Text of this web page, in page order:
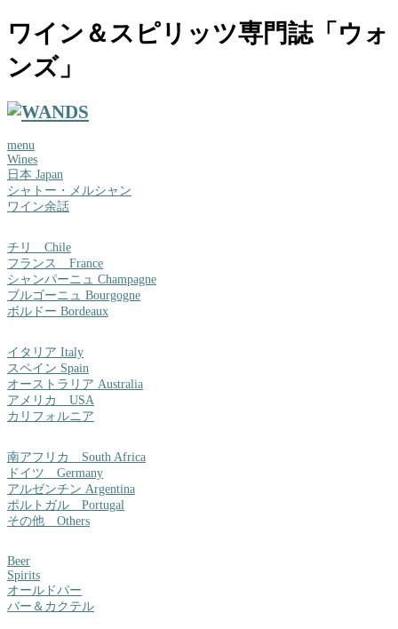
ワイン＆スピリッツ専門誌「ウォ
ンズ」
menu
Wines
日本 Japan
シャトー・メルシャン
ワイン余話
チリ Chile
フランス France
シャンパーニュ Champagne
ブルゴーニュ Bourgogne
ボルドー Bordeaux
イタリア Italy
スペイン Spain
オーストラリア Australia
アメリカ USA
カリフォルニア
南アフリカ South Africa
ドイツ Germany
アルゼンチン Argentina
ポルトガル Portugal
その他 Others
Beer
Spirits
オールドパー
バー＆カクテル